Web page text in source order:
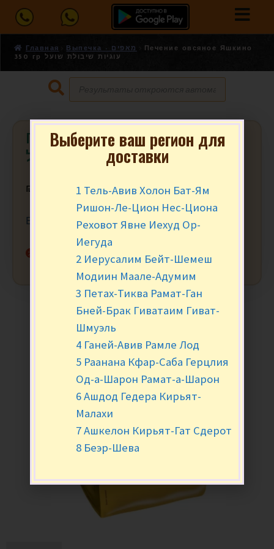
Главная Выпечка - מאפים
Печение овсяное Яшкино
350 гр עוגיות שיבולת שועל
Печение овсяное Яшкино 350 гр
עוגיות שיבולת שועל
₪ за уп.
Вес в упаковке ≈ 350 гр.
Нет в наличии
Выберите ваш регион для
доставки
1 Тель-Авив Холон Бат-Ям
Ришон-Ле-Цион Нес-Циона
Реховот Явне Иехуд Ор-
Иегуда
2 Иерусалим Бейт-Шемеш
Модиин Маале-Адумим
3 Петах-Тиква Рамат-Ган
Бней-Брак Гиватаим Гиват-
Шмуэль
4 Ганей-Авив Рамле Лод
5 Раанана Кфар-Саба Герцлия
Од-а-Шарон Рамат-а-Шарон
6 Ашдод Гедера Кирьят-
Малахи
7 Ашкелон Кирьят-Гат Сдерот
8 Беэр-Шева